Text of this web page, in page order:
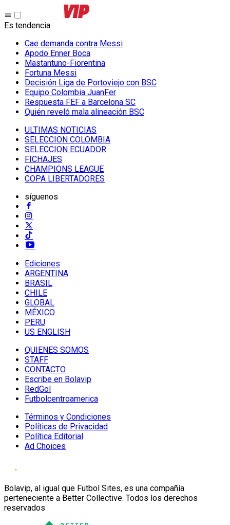
Es tendencia:
Cae demanda contra Messi
Apodo Enner Boca
Mastantuno-Fiorentina
Fortuna Messi
Decisión Liga de Portoviejo con BSC
Equipo Colombia JuanFer
Respuesta FEF a Barcelona SC
Quién reveló mala alineación BSC
ULTIMAS NOTICIAS
SELECCION COLOMBIA
SELECCION ECUADOR
FICHAJES
CHAMPIONS LEAGUE
COPA LIBERTADORES
síguenos
Ediciones
ARGENTINA
BRASIL
CHILE
GLOBAL
MÉXICO
PERU
US ENGLISH
QUIENES SOMOS
STAFF
CONTACTO
Escribe en Bolavip
RedGol
Futbolcentroamerica
Términos y Condiciones
Políticas de Privacidad
Política Editorial
Ad Choices
Bolavip, al igual que Futbol Sites, es una compañía
perteneciente a Better Collective. Todos los derechos
reservados